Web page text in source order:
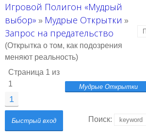
Игровой Полигон «Мудрый
выбор» » Мудрые Открытки »
Запрос на предательство
(Открытка о том, как подозрения
меняют реальность)
Страница 1 из
1
1
Поиск: